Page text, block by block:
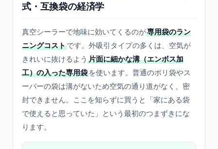
式・互換袋の経済学
真空シーラーで地味に効いてくるのが専用袋のラン
ニングコストです。外吸引タイプの多くは、空気が
きれいに抜けるよう 片面に細かな溝（エンボス加
工）の入った専用袋 を使います。普通のポリ袋やス
ーパーの袋は溝がないため空気の通り道がなく、密
封できません。ここを知らずに買うと「家にある袋
で使えると思っていた」という最初のつまずきにな
ります。